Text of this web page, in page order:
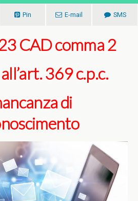
Pin E-mail SMS
CAD comma 2
369 c.p.c.
di